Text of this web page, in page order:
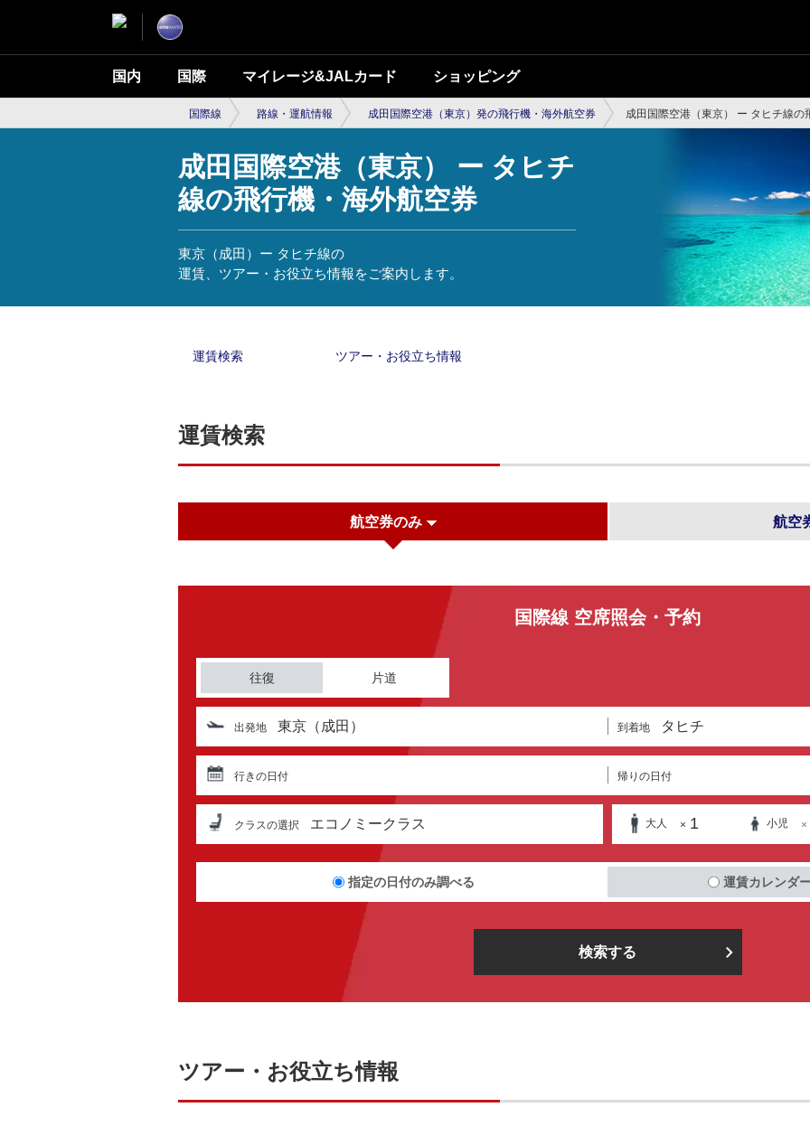
国内 国際 マイレージ&JALカード ショッピング
国際線 路線・運航情報 成田国際空港（東京）発の飛行機・海外航空券 成田国際空港（東京） ー タヒチ線の
成田国際空港（東京） ー タヒチ
線の飛行機・海外航空券
東京（成田）ー タヒチ線の
運賃、ツアー・お役立ち情報をご案内します。
運賃検索 ツアー・お役立ち情報
運賃検索
航空券のみ 航空
国際線 空席照会・予約
往復 片道
出発地 東京（成田） 到着地 タヒチ
行きの日付 帰りの日付
クラスの選択 エコノミークラス 大人 × 1 小児 ×
指定の日付のみ調べる 運賃カレンダ
検索する
ツアー・お役立ち情報